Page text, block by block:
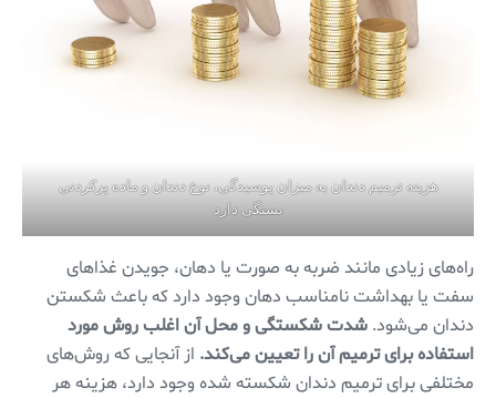
هزینه ترمیم دندان به میزان پوسیدگی، نوع دندان و ماده پرکردنی
بستگی دارد
راه‌های زیادی مانند ضربه به صورت یا دهان، جویدن غذاهای
سفت یا بهداشت نامناسب دهان وجود دارد که باعث شکستن
دندان می‌شود. شدت شکستگی و محل آن اغلب روش مورد
استفاده برای ترمیم آن را تعیین می‌کند. از آنجایی که روش‌های
مختلفی برای ترمیم دندان شکسته شده وجود دارد، هزینه هر